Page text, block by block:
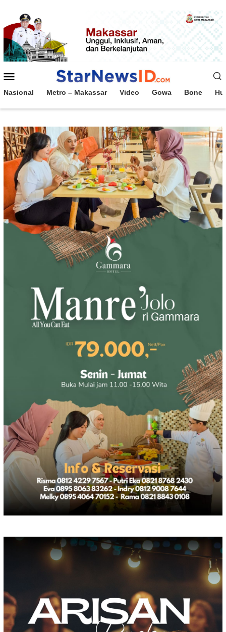
konten
Mobile
Nasional Metro – Makassar Video Gowa Bone